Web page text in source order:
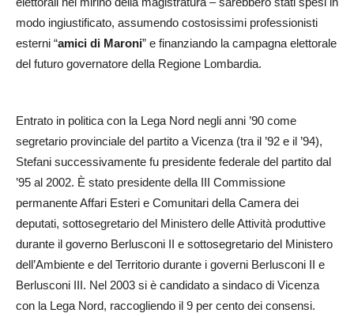
modo ingiustificato, assumendo costosissimi professionisti
esterni “amici di Maroni” e finanziando la campagna elettorale
del futuro governatore della Regione Lombardia.
Entrato in politica con la Lega Nord negli anni ’90 come
segretario provinciale del partito a Vicenza (tra il ’92 e il ’94),
Stefani successivamente fu presidente federale del partito dal
’95 al 2002. È stato presidente della III Commissione
permanente Affari Esteri e Comunitari della Camera dei
deputati, sottosegretario del Ministero delle Attività produttive
durante il governo Berlusconi II e sottosegretario del Ministero
dell’Ambiente e del Territorio durante i governi Berlusconi II e
Berlusconi III. Nel 2003 si è candidato a sindaco di Vicenza
con la Lega Nord, raccogliendo il 9 per cento dei consensi.